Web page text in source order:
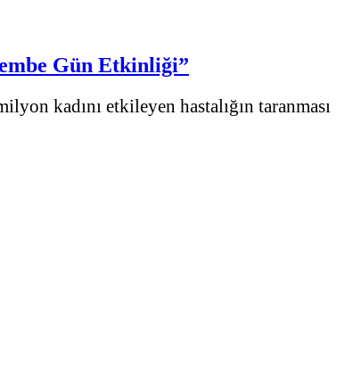
Gün Etkinliği”
kadını etkileyen hastalığın taranması